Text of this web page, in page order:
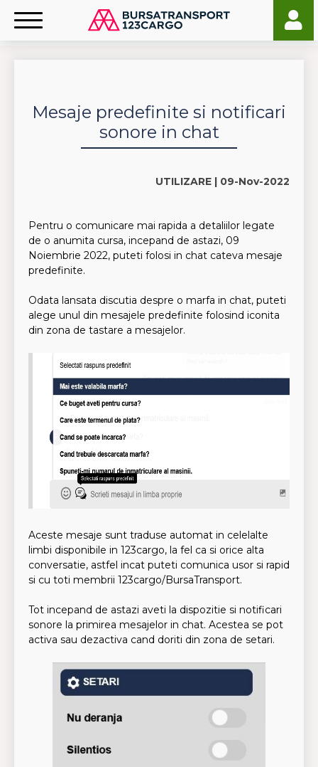
Mesaje predefinite si notificari
sonore in chat
UTILIZARE | 09-Nov-2022
Pentru o comunicare mai rapida a detaliilor legate
de o anumita cursa, incepand de astazi, 09
Noiembrie 2022, puteti folosi in chat cateva mesaje
predefinite.
Odata lansata discutia despre o marfa in chat, puteti
alege unul din mesajele predefinite folosind iconita
din zona de tastare a mesajelor.
Aceste mesaje sunt traduse automat in celelalte
limbi disponibile in 123cargo, la fel ca si orice alta
conversatie, astfel incat puteti comunica usor si rapid
si cu toti membrii 123cargo/BursaTransport.
Tot incepand de astazi aveti la dispozitie si notificari
sonore la primirea mesajelor in chat. Acestea se pot
activa sau dezactiva cand doriti din zona de setari.